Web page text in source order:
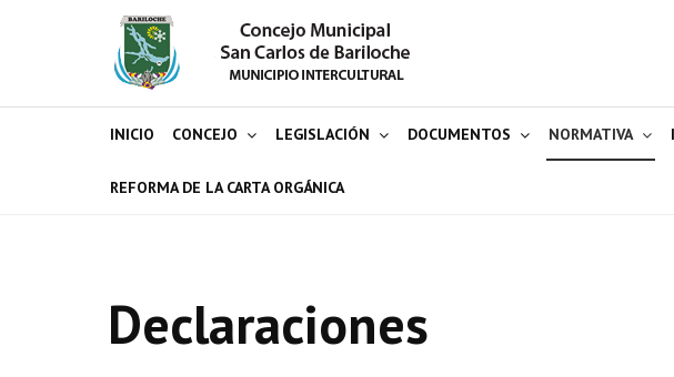
INICIO CONCEJO LEGISLACIÓN DOCUMENTOS NORMATIVA
REFORMA DE LA CARTA ORGÁNICA
Declaraciones